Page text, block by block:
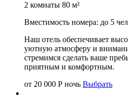
2 комнаты 80 м²
Вместимость номера: до 5
Наш отель обеспечивает
уютную атмосферу и
стремимся сделать ваше
приятным и комфортным.
от 20 000 Р ночь Выбрать